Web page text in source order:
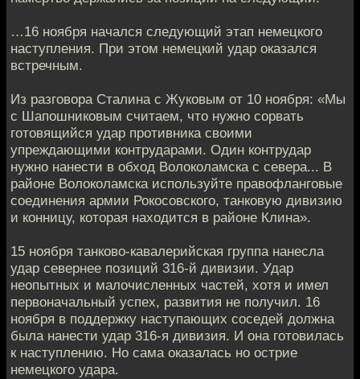
…16 ноября начался следующий этап немецкого
наступления. При этом немецкий удар оказался
встречным.
Из разговора Сталина с Жуковым от 10 ноября: «Мы
с Шапошниковым считаем, что нужно сорвать
готовящийся удар противника своими
упреждающими контрударами. Один контрудар
нужно нанести в обход Волоколамска с севера... В
районе Волоколамска используйте правофланговые
соединения армии Рокосовского, танковую дивизию
и конницу, которая находится в районе Клина».
15 ноября танково-кавалерийская группа нанесла
удар севернее позиций 316-й дивизии. Удар
неопытных и малочисленных частей, хотя и имел
первоначальный успех, развития не получил. 16
ноября в поддержку наступающих соседей должна
была нанести удар 316-я дивизия. И она готовилась
к наступлению. Но сама оказалась но острие
немецкого удара.